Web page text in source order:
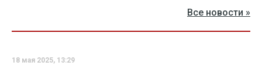
Все новости »
18 мая 2025, 13:29